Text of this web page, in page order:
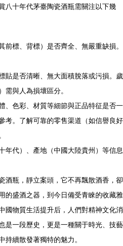
八十年代茅臺陶瓷酒瓶需關注以下幾
前標、背標）是否齊全、無嚴重缺損。
貼是否清晰、無大面積脫落或污損。歲
需與人為損壞區分。
、色彩、材質等細節與正品特征是否一
考。了解可靠的零售渠道（如信譽良好
年代）、產地（中國大陸貴州）等信息
酒瓶，靜立案頭，它不再飄散酒香，卻
的盛酒之器，到今日備受青睞的收藏雅
國物質生活提升后，人們對精神文化消
是一段歷史，更是一種關于時光、技藝
持續散發著獨特的魅力。